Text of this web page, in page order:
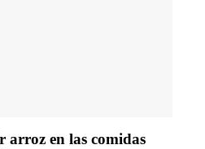
arroz en las comidas